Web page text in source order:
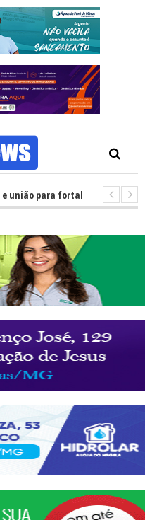
para fortalecer Minas e Pará